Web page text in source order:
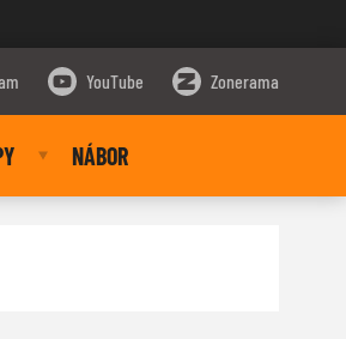
YouTube Zonerama
NÁBOR